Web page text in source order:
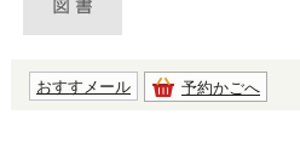
おすすメール 予約かごへ